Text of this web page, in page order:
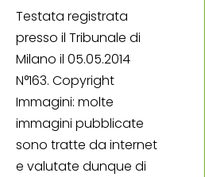
Testata registrata
presso il Tribunale di
Milano il 05.05.2014
N°163. Copyright
Immagini: molte
immagini pubblicate
sono tratte da internet
e valutate dunque di